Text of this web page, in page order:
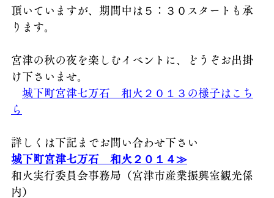
頂いていますが、期間中は５：３０スタートも承
ります。
宮津の秋の夜を楽しむイベントに、どうぞお出掛
け下さいませ。
城下町宮津七万石　和火２０１３の様子はこち
ら
詳しくは下記までお問い合わせ下さい
城下町宮津七万石　和火２０１４≫
和火実行委員会事務局（宮津市産業振興室観光係
内）